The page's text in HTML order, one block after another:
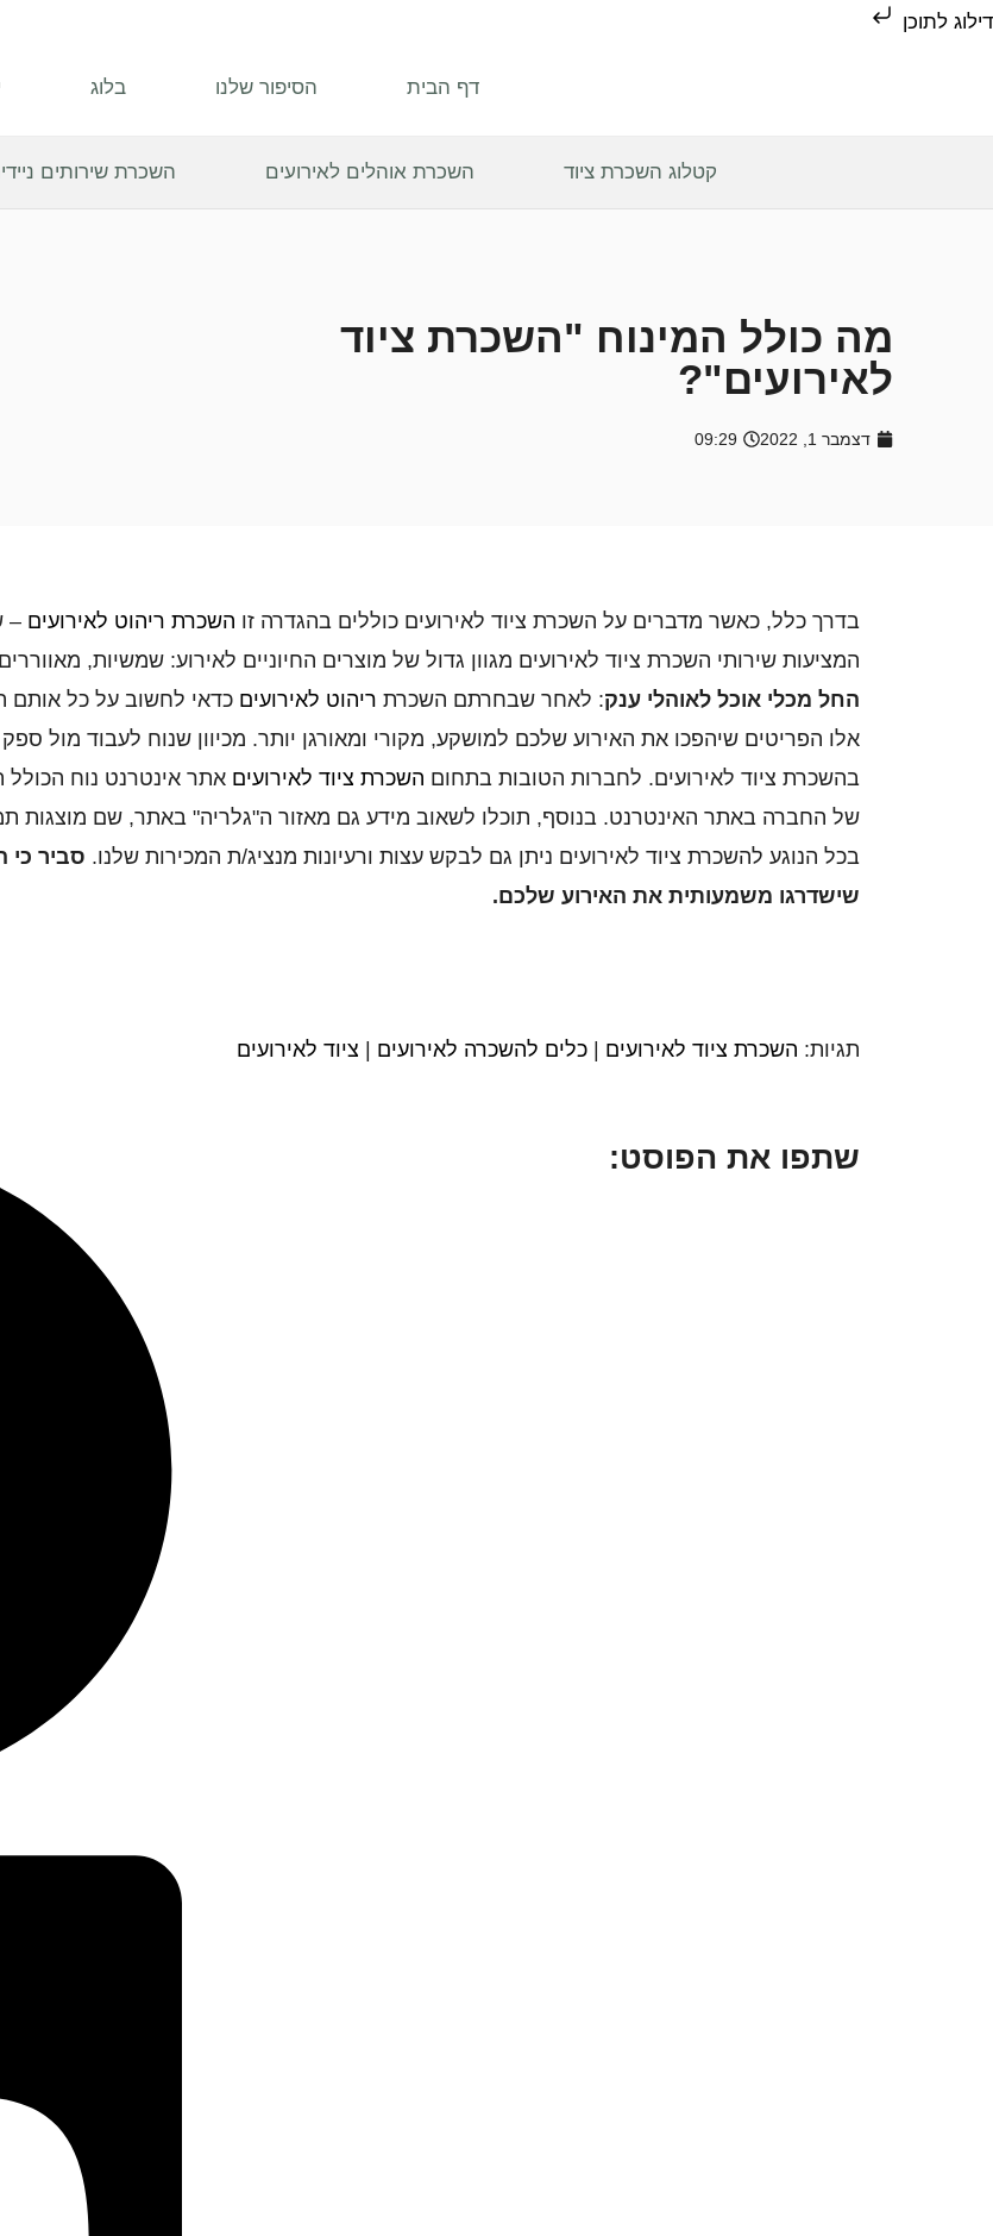
דילוג לתוכן
דף הבית הסיפור שלנו בלוג
קטלוג השכרת ציוד השכרת אוהלים לאירועים השכרת שירותים
מה כולל המינוח "השכרת ציוד
לאירועים"?
דצמבר 1, 2022 09:29
בדרך כלל, כאשר מדברים על השכרת ציוד לאירועים כוללים בהגדרה זו השכרת ריהוט לאירועים –
המציעות שירותי השכרת ציוד לאירועים מגוון גדול של מוצרים החיוניים לאירוע: שמשיות,
החל מכלי אוכל לאוהלי ענק: לאחר שבחרתם השכרת ריהוט לאירועים כדאי לחשוב על כל אותם
אלו הפריטים שיהפכו את האירוע שלכם למושקע, מקורי ומאורגן יותר. מכיוון שנוח לעבוד מול
בהשכרת ציוד לאירועים. לחברות הטובות בתחום השכרת ציוד לאירועים אתר אינטרנט נוח הכולל
של החברה באתר האינטרנט. בנוסף, תוכלו לשאוב מידע גם מאזור ה"גלריה" באתר, שם מוצגות
בכל הנוגע להשכרת ציוד לאירועים ניתן גם לבקש עצות ורעיונות מנציג/ת המכירות שלנו. סביר כי
שישדרגו משמעותית את האירוע שלכם.
תגיות: השכרת ציוד לאירועים | כלים להשכרה לאירועים | ציוד לאירועים
שתפו את הפוסט: